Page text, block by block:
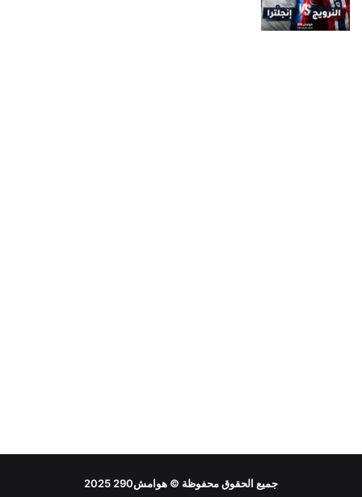
جميع الحقوق محفوظة © هوامش290